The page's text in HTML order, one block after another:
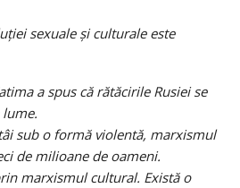
sexuale și culturale este
a spus că rătăcirile Rusiei se
sub o formă violentă, marxismul
de milioane de oameni.
marxismul cultural. Există o